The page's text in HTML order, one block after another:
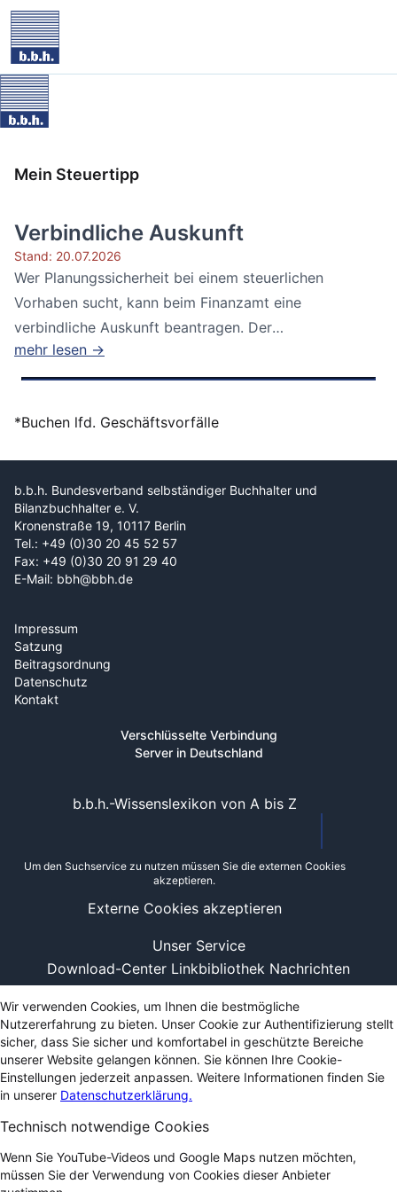
Mein Steuertipp
Verbindliche Auskunft
Stand: 20.07.2026
Wer Planungssicherheit bei einem steuerlichen
Vorhaben sucht, kann beim Finanzamt eine
verbindliche Auskunft beantragen. Der
Bundesfinanzhof...
mehr lesen →
*Buchen lfd. Geschäftsvorfälle
b.b.h. Bundesverband selbständiger Buchhalter und
Bilanzbuchhalter e. V.
Kronenstraße 19, 10117 Berlin
Tel.: +49 (0)30 20 45 52 57
Fax: +49 (0)30 20 91 29 40
E-Mail: bbh@bbh.de
Impressum
Satzung
Beitragsordnung
Datenschutz
Kontakt
Verschlüsselte Verbindung
Server in Deutschland
Unser Service
Download-Center Linkbibliothek Nachrichten
b.b.h.-Wissenslexikon von A bis Z
Um den Suchservice zu nutzen müssen Sie die externen Cookies
akzeptieren.
Externe Cookies akzeptieren
Wir verwenden Cookies, um Ihnen die bestmögliche
Nutzererfahrung zu bieten. Unser Cookie zur Authentifizierung stellt
sicher, dass Sie sicher und komfortabel in geschützte Bereiche
unserer Website gelangen können. Sie können Ihre Cookie-
Einstellungen jederzeit anpassen. Weitere Informationen finden Sie
in unserer Datenschutzerklärung.
Technisch notwendige Cookies
Wenn Sie YouTube-Videos und Google Maps nutzen möchten,
müssen Sie der Verwendung von Cookies dieser Anbieter